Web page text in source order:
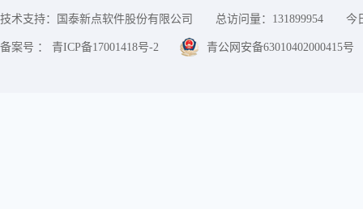
技术支持：国泰新点软件股份有限公司 总访问量： 131899954 今
备案号 ： 青ICP备17001418号-2 青公网安备63010402000415号